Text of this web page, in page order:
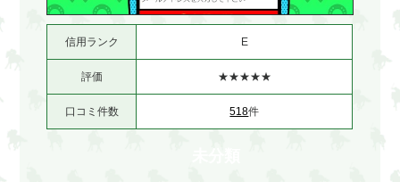
信用ランク E
評価 ★★★★★
口コミ件数 518件